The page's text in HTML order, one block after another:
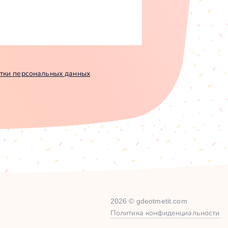
персональных данных
2026 © gdeotmetit.com
Политика конфиденциальности